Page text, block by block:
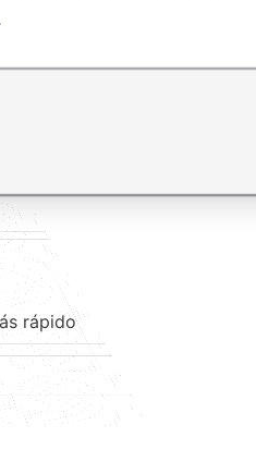
rápido